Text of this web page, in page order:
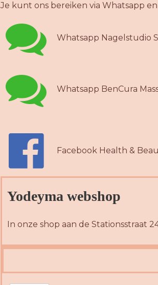
Je kunt ons bereiken via Whatsapp
 Whatsapp Nagelstudio
 Whatsapp BenCura
 Facebook Health &
Yodeyma webshop
In onze shop aan de Stationsstraat